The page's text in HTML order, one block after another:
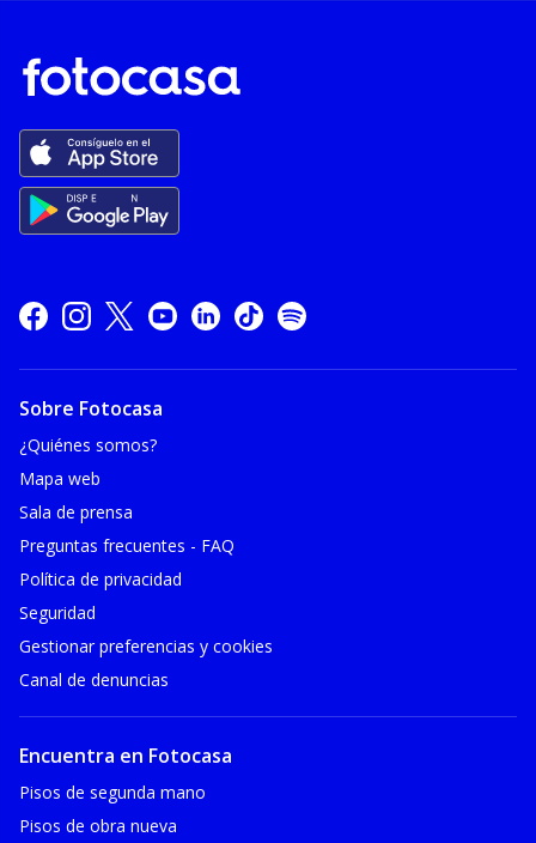
Sobre Fotocasa
¿Quiénes somos?
Mapa web
Sala de prensa
Preguntas frecuentes - FAQ
Política de privacidad
Seguridad
Gestionar preferencias y cookies
Canal de denuncias
Encuentra en Fotocasa
Pisos de segunda mano
Pisos de obra nueva